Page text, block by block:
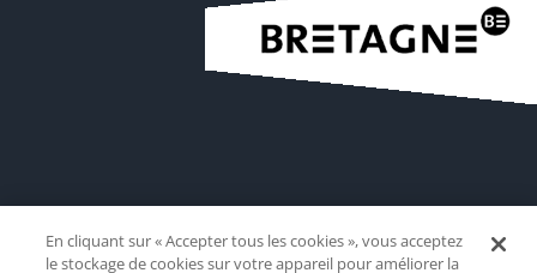
En cliquant sur « Accepter tous les cookies », vous acceptez
le stockage de cookies sur votre appareil pour améliorer la